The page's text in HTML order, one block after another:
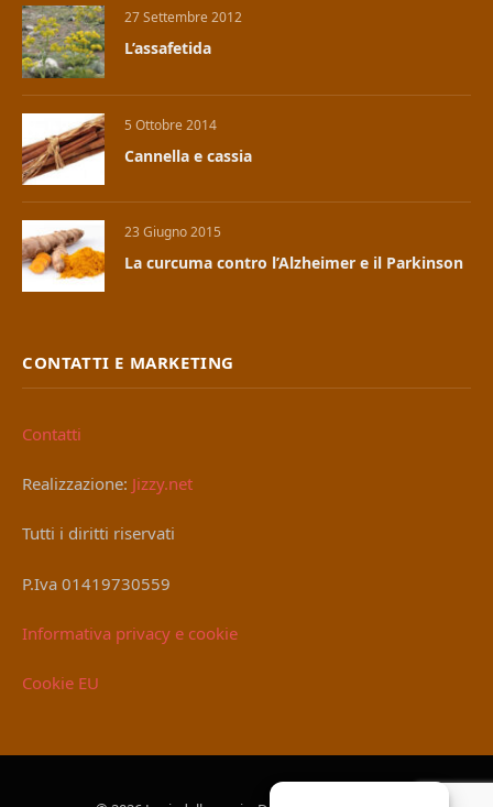
27 Settembre 2012
L’assafetida
5 Ottobre 2014
Cannella e cassia
23 Giugno 2015
La curcuma contro l’Alzheimer e il Parkinson
CONTATTI E MARKETING
Contatti
Realizzazione: Jizzy.net
Tutti i diritti riservati
P.Iva 01419730559
Informativa privacy e cookie
Cookie EU